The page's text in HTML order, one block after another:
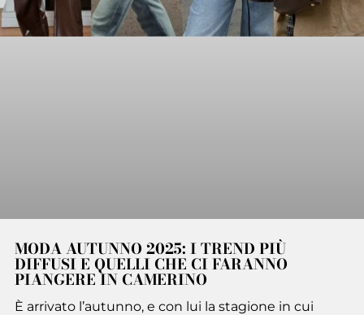
MODA AUTUNNO 2025: I TREND PIÙ
DIFFUSI E QUELLI CHE CI FARANNO
PIANGERE IN CAMERINO
È arrivato l’autunno, e con lui la stagione in cui